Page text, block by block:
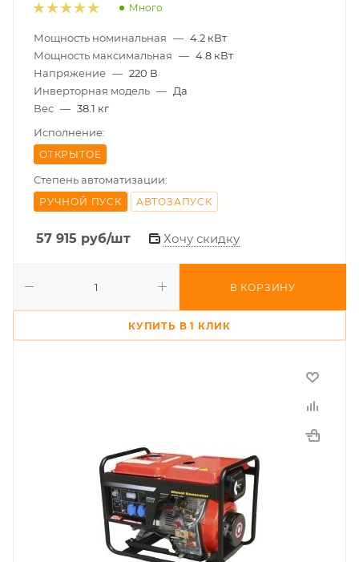
Много
Мощность номинальная — 4.2 кВт
Мощность максимальная — 4.8 кВт
Напряжение — 220 В
Инверторная модель — Да
Вес — 38.1 кг
Исполнение:
ОТКРЫТОЕ
Степень автоматизации:
РУЧНОЙ ПУСК АВТОЗАПУСК
57 915 руб/шт Хочу скидку
В КОРЗИНУ
КУПИТЬ В 1 КЛИК